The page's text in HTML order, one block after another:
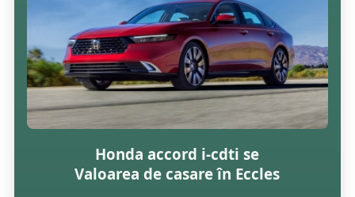
Honda accord i-cdti se
Valoarea de casare în Eccles